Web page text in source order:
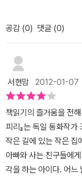
심히 연습하게 만들었
는 피리를 연주할 수 있
요, 강한 사람은 약하게
가게 하젠베르크 아저
대요. ---p156 자신의
신감만은 누구보다 크
주위 사람들의 따뜻한
는 끊임없는 노력이 기
다. 그리고 음악을 꿈꾸
이기도 하다.
비룡소의 <난 책
입학하고 나서 처음 접
있어 아이 연령에 맞게
계 책을 읽지만 가끔 1,
못하고, 여러모로 많이
생님도 필립을 아주 무
로 작은 피리입니다. 하
불면 필립의 마음은 어
기분이 드니까요. 그
양이와 함께 흠뻑 젖어
하젠베르크 아저씨는
공감 (0) 댓글 (0)
서현맘 2012-01-07
책읽기의 즐거움을 전해
피리』는 독일 동화작
작은 길에 있는 작은 집
아빠와 사는 친구들에
각을 하는 아이다. 어느